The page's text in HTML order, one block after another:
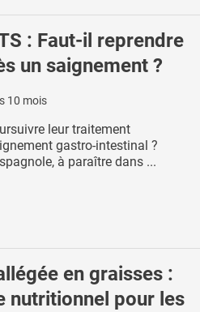
: Faut-il reprendre
un saignement ?
10 mois
leur traitement
gastro-intestinal ?
à paraître dans ...
en graisses :
nutritionnel pour les